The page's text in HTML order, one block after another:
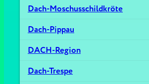
Dach-Moschusschildkröte
Dach-Pippau
DACH-Region
Dach-Trespe